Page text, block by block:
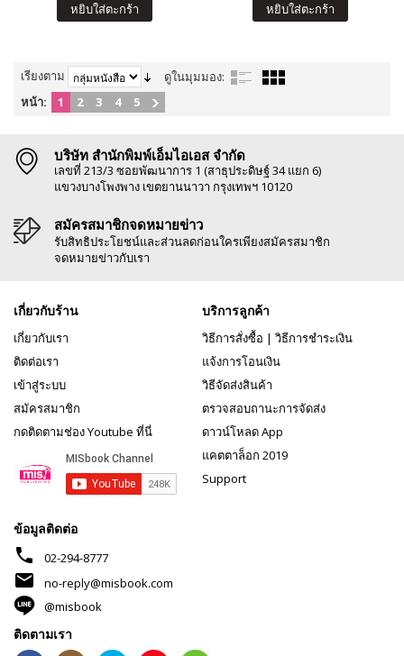
หยิบใส่ตะกร้า หยิบใส่ตะกร้า
เรียงตาม
ดูในมุมมอง:
หน้า:
1 2 3 4 5
บริษัท สำนักพิมพ์เอ็มไอเอส จำกัด
เลขที่ 213/3 ซอยพัฒนาการ 1 (สาธุประดิษฐ์ 34 แยก 6)
แขวงบางโพงพาง เขตยานนาวา กรุงเทพฯ 10120
สมัครสมาชิกจดหมายข่าว
รับสิทธิประโยชน์และส่วนลดก่อนใครเพียงสมัครสมาชิก
จดหมายข่าวกับเรา
เกี่ยวกับร้าน
เกี่ยวกับเรา
ติดต่อเรา
เข้าสู่ระบบ
สมัครสมาชิก
กดติดตามช่อง Youtube ที่นี่
บริการลูกค้า
วิธีการสั่งซื้อ | วิธีการชำระเงิน
แจ้งการโอนเงิน
วิธีจัดส่งสินค้า
ตรวจสอบถานะการจัดส่ง
ดาวน์โหลด App
แคตตาล็อก 2019
Support
ข้อมูลติดต่อ
phone 02-294-8777
mail
no-reply@misbook.com
@misbook
ติดตามเรา